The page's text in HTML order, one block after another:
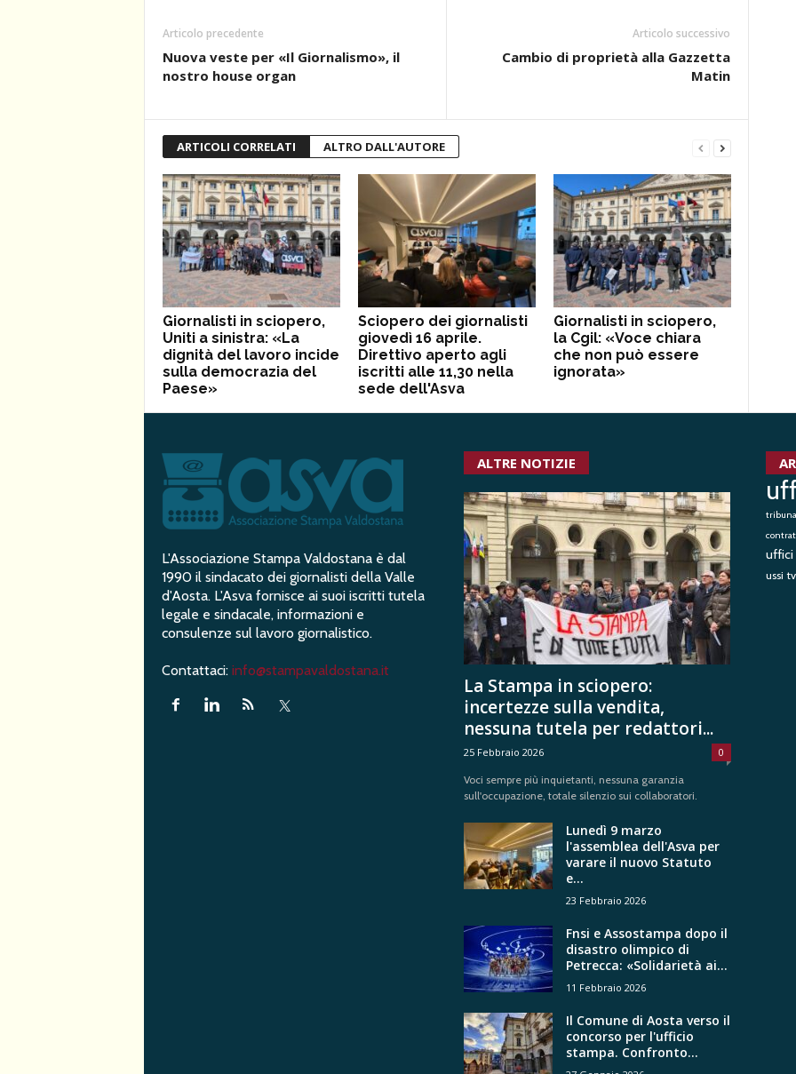
Articolo precedente
Nuova veste per «Il Giornalismo», il
nostro house organ
Articolo successivo
Cambio di proprietà alla Gazzetta
Matin
ARTICOLI CORRELATI ALTRO DALL'AUTORE
Giornalisti in sciopero,
Uniti a sinistra: «La
dignità del lavoro incide
sulla democrazia del
Paese»
Sciopero dei giornalisti
giovedì 16 aprile.
Direttivo aperto agli
iscritti alle 11,30 nella
sede dell'Asva
Giornalisti in sciopero,
la Cgil: «Voce chiara
che non può essere
ignorata»
L'Associazione Stampa Valdostana è dal
1990 il sindacato dei giornalisti della Valle
d'Aosta. L'Asva fornisce ai suoi iscritti tutela
legale e sindacale, informazioni e
consulenze sul lavoro giornalistico.
Contattaci: info@stampavaldostana.it
ALTRE NOTIZIE
La Stampa in sciopero:
incertezze sulla vendita,
nessuna tutela per redattori...
25 Febbraio 2026 0
Voci sempre più inquietanti, nessuna garanzia
sull'occupazione, totale silenzio sui collaboratori.
Lunedì 9 marzo
l'assemblea dell'Asva per
varare il nuovo Statuto
e...
23 Febbraio 2026
Fnsi e Assostampa dopo il
disastro olimpico di
Petrecca: «Solidarietà ai...
11 Febbraio 2026
Il Comune di Aosta verso il
concorso per l'ufficio
stampa. Confronto...
uffici
ussi